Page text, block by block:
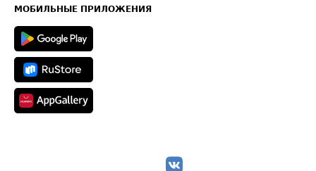
Техническая информация
МОБИЛЬНЫЕ ПРИЛОЖЕНИЯ